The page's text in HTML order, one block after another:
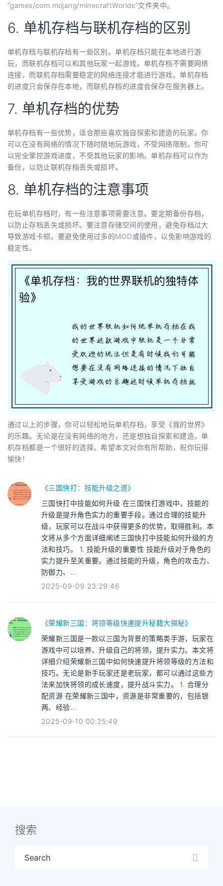
“games/com.mojang/minecraftWorlds”文件夹中。
6. 单机存档与联机存档的区别
单机存档与联机存档有一些区别。单机存档只能在本地进行游
玩，而联机存档可以和其他玩家一起游戏。单机存档不需要网络
连接，而联机存档需要稳定的网络连接才能进行游戏。单机存档
的进度只会保存在本地，而联机存档的进度会保存在服务器上。
7. 单机存档的优势
单机存档有一些优势，适合那些喜欢独自探索和建造的玩家。你
可以在没有网络的情况下随时随地玩游戏，不受网络限制。你可
以完全掌控游戏进度，不受其他玩家的影响。单机存档可以作为
备份，以防止联机存档丢失或损坏。
8. 单机存档的注意事项
在玩单机存档时，有一些注意事项需要注意。要定期备份存档，
以防止存档丢失或损坏。要注意存储空间的使用，避免存档过大
导致游戏卡顿。要避免使用过多的MOD或插件，以免影响游戏的
稳定性。
通过以上的步骤，你可以轻松地玩单机存档，享受《我的世界》
的乐趣。无论是在没有网络的地方，还是想独自探索和建造，单
机存档都是一个很好的选择。希望本文对你有所帮助，祝你玩得
愉快！
《三国快打：技能升级之道》
三国快打中技能如何升级 在三国快打游戏中，技能的
升级是提升角色实力的重要手段。通过合理的技能升
级，玩家可以在战斗中获得更多的优势，取得胜利。本
文将从多个方面详细阐述三国快打中技能如何升级的方
法和技巧。 1. 技能升级的重要性 技能升级对于角色的
实力提升至关重要。通过技能的升级，角色的攻击力、
防御力、...
2025-09-09 23:29:46
《荣耀新三国：将领等级快速提升秘籍大揭秘》
荣耀新三国是一款以三国为背景的策略类手游，玩家在
游戏中可以培养、升级自己的将领，提升实力。本文将
详细介绍荣耀新三国中如何快速提升将领等级的方法和
技巧。无论是新手玩家还是老玩家，都可以通过这些方
法来加快将领的成长速度，提升战斗实力。 1. 合理分
配资源 在荣耀新三国中，资源是非常重要的，包括银
两、经验...
2025-09-10 00:25:49
搜索
Search